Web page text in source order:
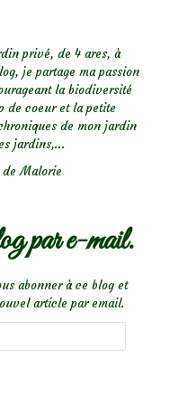
privé, de 4 ares, à
je partage ma passion
la biodiversité
de coeur et la petite
de mon jardin
jardins,...
de Malorie
par e-mail.
abonner à ce blog et
article par email.